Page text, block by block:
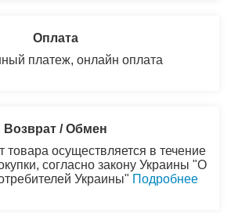
Оплата
платеж, онлайн оплата
Возврат / Обмен
товара осуществляется в течение
согласно закону Украины "О
Украины" Подробнее